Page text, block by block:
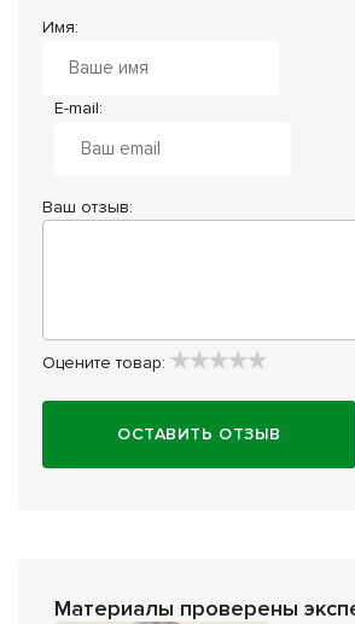
Имя:
E-mail:
Ваш отзыв:
Оцените товар:
ОСТАВИТЬ ОТЗЫВ
Материалы проверены